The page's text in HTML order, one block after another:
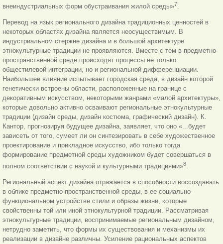
внеиндустриальных форм обустраивания жилой среды»7
Перевод на язык регионального дизайна традиционных ценностей в
некоторых областях дизайна является неосуществимым. В
индустриальном стержне дизайна и в большой архитектуре
этнокультурные традиции не проявляются. Вместе с тем в предметно-
пространственной среде происходят процессы не только
общестилевой интеграции, но и региональной дифференциации.
Наибольшее влияние испытывает городская среда, в дизайн которой
генетически встроены области, расположенные на границе с
декоративным искусством, некоторыми жанрами «малой архитектуры»,
которые довольно активно осваивают региональные этнокультурные
традиции (дизайн среды, дизайн костюма, графический дизайн). К.
Кантор, прогнозируя будущее дизайна, заявляет, что оно «...будет
зависеть от того, сумеет ли он синтезировать в себе художественное
проектирование и прикладное искусство, ибо только тогда
формирование предметной среды художником будет совершаться в
полном соответствии с наукой и культурными традициями»8.
Региональный аспект дизайна отражается в способности воссоздавать
в облике предметно-пространственной среды, в ее социально-
функциональном устройстве стили и образы жизни, которые
свойственны той или иной этнокультурной традиции. Рассматривая
этнокультурные традиции, воспринимаемые региональным дизайном,
нетрудно заметить, что формы их существования и механизмы их
реализации в дизайне различны. Усиление рациональных аспектов